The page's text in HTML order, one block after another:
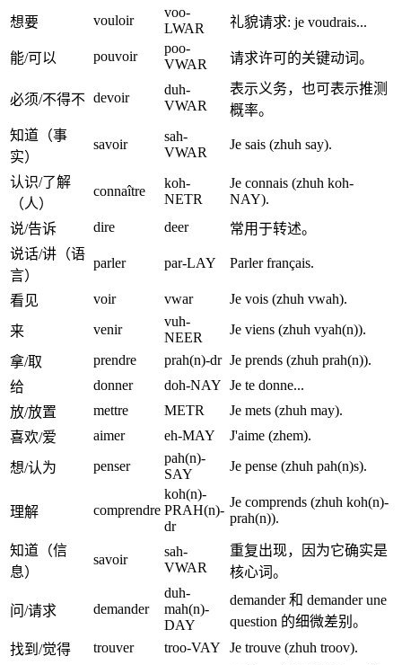
想要
vouloir
voo-
LWAR
礼貌请求: je voudrais...
能/可以 pouvoir
poo-
VWAR
请求许可的关键动词。
必须/不得不 devoir
duh-
VWAR
表示义务，也可表示推测
概率。
知道（事
实）
savoir
sah-
VWAR
Je sais (zhuh say).
认识/了解
（人）
connaître
koh-
NETR
Je connais (zhuh koh-
NAY).
说/告诉
dire deer
常用于转述。
说话/讲（语
言）
parler par-LAY Parler français.
看见 voir vwar Je vois (zhuh vwah).
来 venir
vuh-
NEER
Je viens (zhuh vyah(n)).
拿/取 prendre prah(n)-dr Je prends (zhuh prah(n)).
给
donner doh-NAY Je te donne...
放/放置
mettre METR
Je mets (zhuh may).
喜欢/爱
aimer eh-MAY J'aime (zhem).
想/认为 penser
pah(n)-
SAY
Je pense (zhuh pah(n)s).
理解 comprendre
koh(n)-
PRAH(n)-
dr
Je comprends (zhuh koh(n)-
prah(n)).
知道（信
息）
savoir
sah-
VWAR
重复出现，因为它确实是
核心词。
问/请求 demander
duh-
mah(n)-
DAY
demander 和 demander une
question 的细微差别。
找到/觉得
trouver troo-VAY Je trouve (zhuh troov).